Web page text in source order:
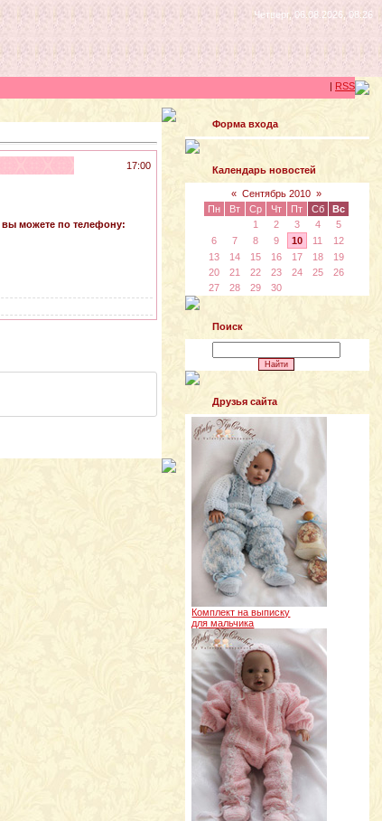
Четверг, 06.08.2026, 08:26
| RSS
17:00
вы можете по телефону:
Форма входа
Календарь новостей
« Сентябрь 2010 »
Пн
Вт Ср Чт Пт Сб
Вс
1
2 3 4
5
6
7 8 9 10 11
12
13
14 15 16 17 18
19
20
21 22 23 24 25
26
27
28 29 30
Поиск
Друзья сайта
Комплект на выписку
для мальчика